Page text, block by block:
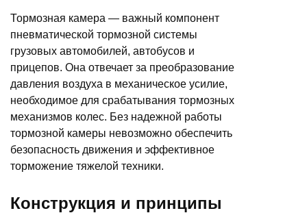
Тормозная камера — важный компонент
пневматической тормозной системы
грузовых автомобилей, автобусов и
прицепов. Она отвечает за преобразование
давления воздуха в механическое усилие,
необходимое для срабатывания тормозных
механизмов колес. Без надежной работы
тормозной камеры невозможно обеспечить
безопасность движения и эффективное
торможение тяжелой техники.
Конструкция и принципы